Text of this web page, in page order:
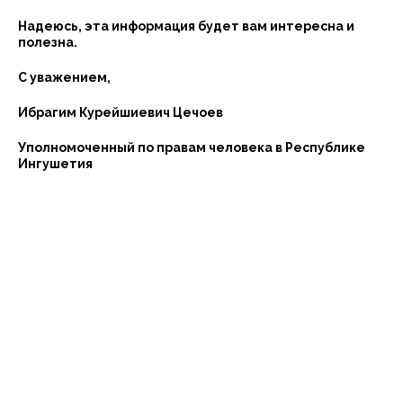
Надеюсь, эта информация будет вам интересна и
полезна.
С уважением,
Ибрагим Курейшиевич Цечоев
Уполномоченный по правам человека в Республике
Ингушетия